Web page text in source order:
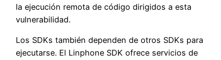
la ejecución remota de código dirigidos a esta
vulnerabilidad.
Los SDKs también dependen de otros SDKs para
ejecutarse. El Linphone SDK ofrece servicios de